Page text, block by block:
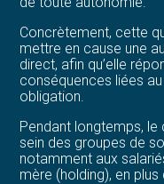
Concrètement, cette
mettre en cause une
direct, afin qu’elle
conséquences liées au
obligation.
Pendant longtemps,
sein des groupes de
notamment aux
mère (holding), en plus